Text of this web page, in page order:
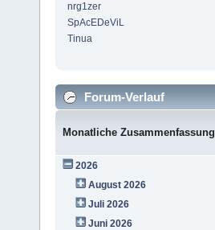
nrg1zer
SpAcEDeViL
Tinua
Forum-Verlauf
Monatliche Zusammenfassung
2026
August 2026
Juli 2026
Juni 2026